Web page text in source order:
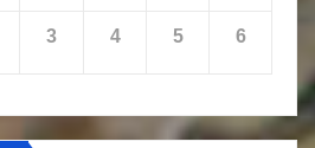
3 4 5 6